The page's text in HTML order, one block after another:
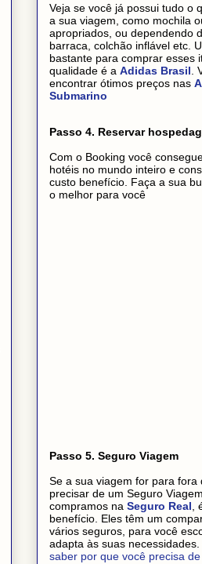
Veja se você já possui tudo o
a sua viagem, como mochila
apropriados, ou dependendo
barraca, colchão inflável etc.
bastante para comprar esses
qualidade é a Adidas Brasil .
encontrar ótimos preços nas
Submarino
Passo 4. Reservar
Com o Booking você
hotéis no mundo inteiro e
custo benefício. Faça a sua
o melhor para você
Passo 5. Seguro Viagem
Se a sua viagem for para fora
precisar de um Seguro
compramos na Seguro Real
benefício. Eles têm um
vários seguros, para você
adapta às suas necessidades.
saber por que você precisa